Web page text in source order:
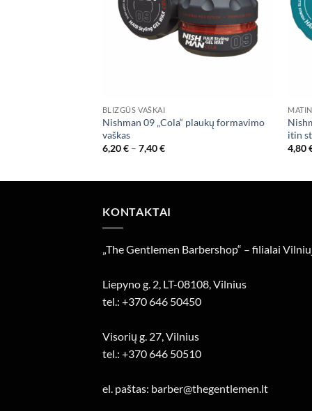
BLIZGŪS VAŠKAI
Nishman 09 „Cola“ plaukų formavimo
vaškas
6,20€ – 7,40€Price
itin
4,80
KONTAKTAI
„The Gentlemen Barbershop“ – filialai
Liepyno g. 2, LT-08108, Vilnius
tel.: +370 646 50450
Visorių g. 27, Vilnius
tel.: +370 646 50510
el. paštas: barber@thegentlemen.lt